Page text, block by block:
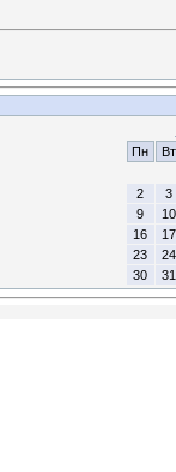
Пн
Вт
2
3
9
10
16
17
23
24
30
31